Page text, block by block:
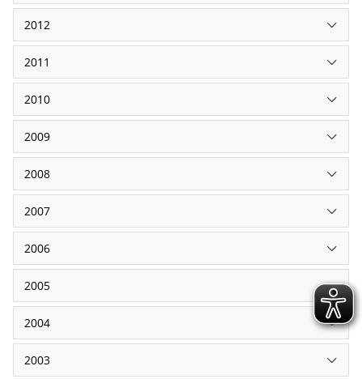
2012
2011
2010
2009
2008
2007
2006
2005
2004
2003